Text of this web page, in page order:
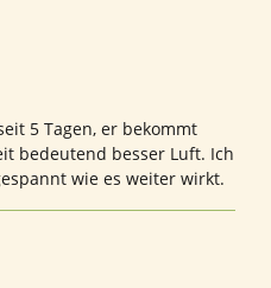
5 Tagen, er bekommt
bedeutend besser Luft. Ich
wie es weiter wirkt.